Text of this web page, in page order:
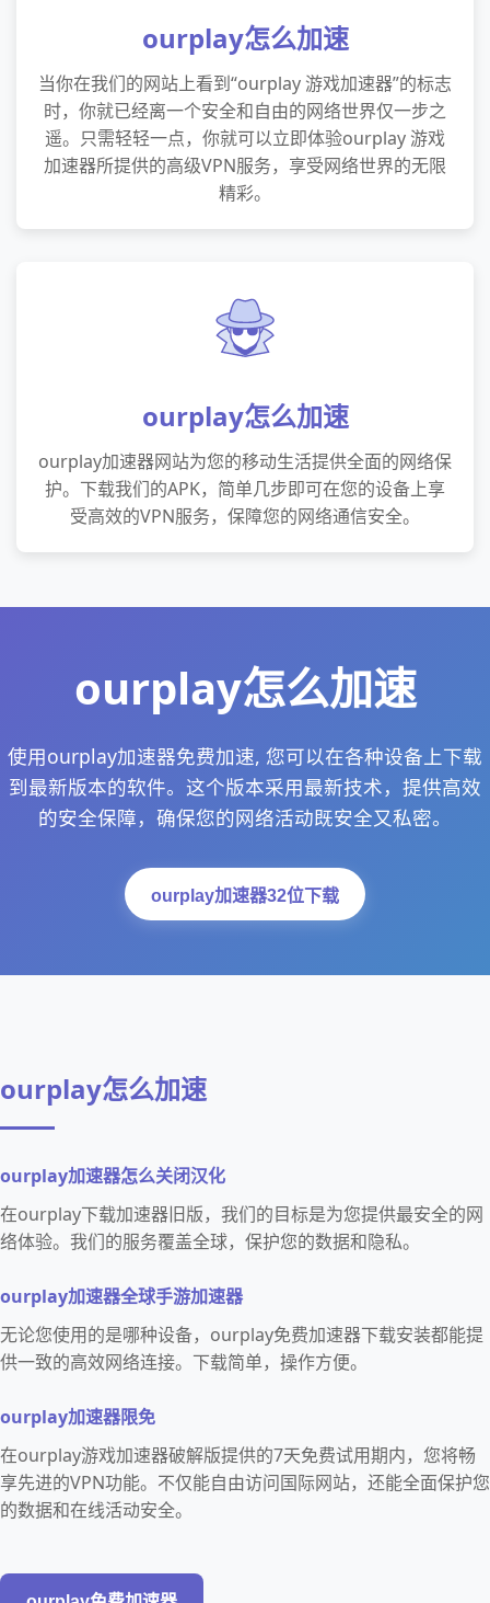
ourplay怎么加速
当你在我们的网站上看到“ourplay 游戏加速器”的标志
时，你就已经离一个安全和自由的网络世界仅一步之
遥。只需轻轻一点，你就可以立即体验ourplay 游戏
加速器所提供的高级VPN服务，享受网络世界的无限
精彩。
ourplay怎么加速
ourplay加速器网站为您的移动生活提供全面的网络保
护。下载我们的APK，简单几步即可在您的设备上享
受高效的VPN服务，保障您的网络通信安全。
ourplay怎么加速
使用ourplay加速器免费加速, 您可以在各种设备上下载
到最新版本的软件。这个版本采用最新技术，提供高效
的安全保障，确保您的网络活动既安全又私密。
ourplay加速器32位下载
ourplay怎么加速
ourplay加速器怎么关闭汉化
在ourplay下载加速器旧版，我们的目标是为您提供最安全的网
络体验。我们的服务覆盖全球，保护您的数据和隐私。
ourplay加速器全球手游加速器
无论您使用的是哪种设备，ourplay免费加速器下载安装都能提
供一致的高效网络连接。下载简单，操作方便。
ourplay加速器限免
在ourplay游戏加速器破解版提供的7天免费试用期内，您将畅
享先进的VPN功能。不仅能自由访问国际网站，还能全面保护您
的数据和在线活动安全。